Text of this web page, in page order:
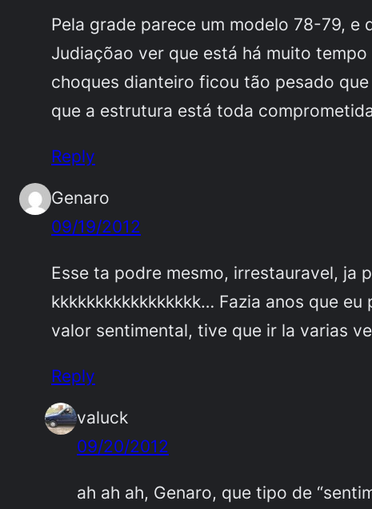
Pela grade parece um modelo 78-79, e
Judiaçõao ver que está há muito
choques dianteiro ficou tão pesado
que a estrutura está toda
Reply
Genaro
09/19/2012
Esse ta podre mesmo, irrestauravel, ja
kkkkkkkkkkkkkkkkk… Fazia anos que
valor sentimental, tive que ir la varias
Reply
valuck
09/20/2012
ah ah ah, Genaro, que tipo de